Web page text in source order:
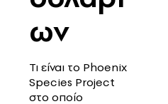
ων
Τι είναι το Phoenix
Species Project
στο οποίο